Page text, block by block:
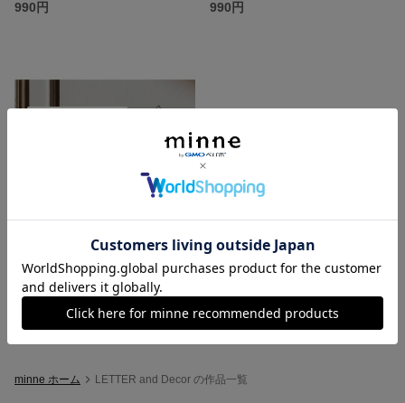
990円 990円
キッズルーム用ドアサインステッカー イラスト付
990円
minne ホーム LETTER and Decor の作品一覧